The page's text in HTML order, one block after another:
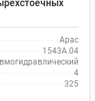
Apac
1543A.04
4
325